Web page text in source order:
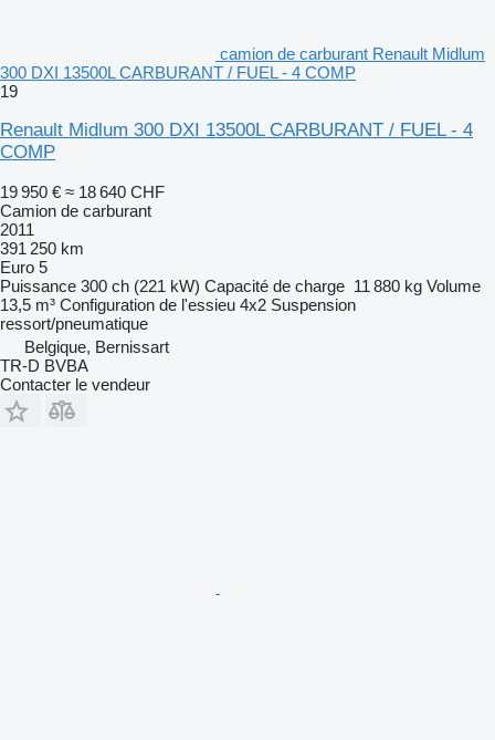
camion de carburant Renault Midlum
300 DXI 13500L CARBURANT / FUEL - 4 COMP
19
Renault Midlum 300 DXI 13500L CARBURANT / FUEL - 4
COMP
19 950 € ≈ 18 640 CHF
Camion de carburant
2011
391 250 km
Euro 5
Puissance 300 ch (221 kW) Capacité de charge 11 880 kg Volume
13,5 m³ Configuration de l'essieu 4x2 Suspension
ressort/pneumatique
Belgique, Bernissart
TR-D BVBA
Contacter le vendeur